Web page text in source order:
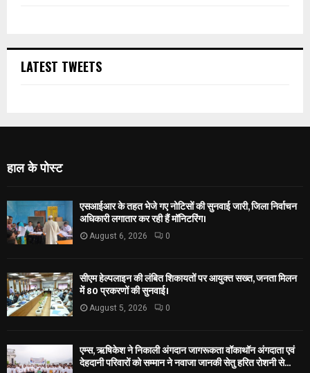
LATEST TWEETS
हाल के पोस्ट
एसआईआर के तहत भेजे गए नोटिसों की सुनवाई जारी, जिला निर्वाचन
अधिकारी लगातार कर रही हैं मॉनिटरिंग।
August 6, 2026 0
सीएम हेल्पलाइन की लंबित शिकायतों पर आयुक्त सख्त, जनता मिलन
में 80 प्रकरणों की सुनवाई।
August 5, 2026 0
एम्स, ऋषिकेश ने निकाली अंगदान जागरूकता वॉकाथॉन अंगदाता एवं
देहदानी परिवारों को सम्मान ने नवाजा जानकी सेतु हरित रोशनी से...